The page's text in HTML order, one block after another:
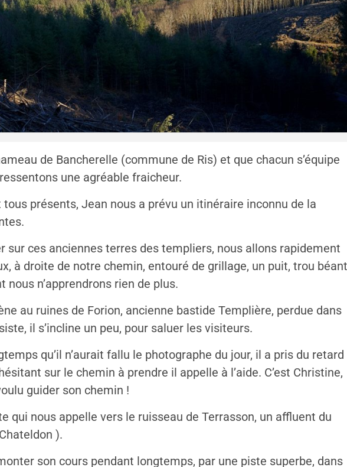
de Bancherelle (commune de Ris) et que chacun s’équipe
une agréable fraicheur.
présents, Jean nous a prévu un itinéraire inconnu de la
sur ces anciennes terres des templiers, nous allons rapidement
à droite de notre chemin, entouré de grillage, un puit, trou béant
n’apprendrons rien de plus.
au ruines de Forion, ancienne bastide Templière, perdue dans
il s’incline un peu, pour saluer les visiteurs.
qu’il n’aurait fallu le photographe du jour, il a pris du retard
sur le chemin à prendre il appelle à l’aide. C’est Christine,
guider son chemin !
qui nous appelle vers le ruisseau de Terrasson, un affluent du
).
son cours pendant longtemps, par une piste superbe, dans